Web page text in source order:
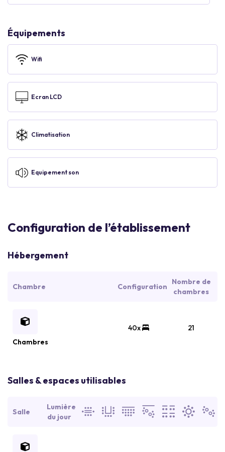
Équipements
Wifi
Ecran LCD
Climatisation
Equipement son
Configuration de l’établissement
Hébergement
Chambre Configuration
Nombre de
chambres
Chambres
40x 21
Salles & espaces utilisables
Salle
Lumière
du jour